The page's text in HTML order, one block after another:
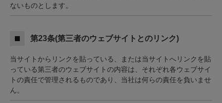
ないものとします。
第23条(第三者のウェブサイトとのリンク)
当サイトからリンクを貼っている、または当サイトへリンクを貼
っている第三者のウェブサイトの内容は、それぞれ各ウェブサイ
トの責任で管理されるものであり、当社は何らの責任を負いませ
ん。